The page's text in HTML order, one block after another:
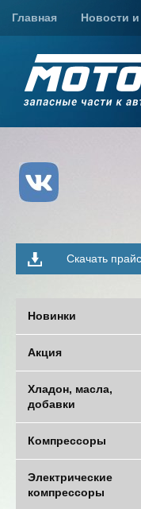
Главная Новости
Скачать прайс
Новинки
Акция
Хладон, масла,
добавки
Компрессоры
Электрические
компрессоры